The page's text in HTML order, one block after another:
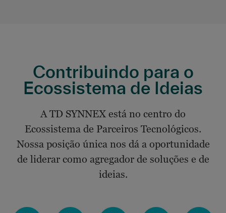
Contribuindo para o
Ecossistema de Ideias
A TD SYNNEX está no centro do
Ecossistema de Parceiros Tecnológicos.
Nossa posição única nos dá a oportunidade
de liderar como agregador de soluções e de
ideias.